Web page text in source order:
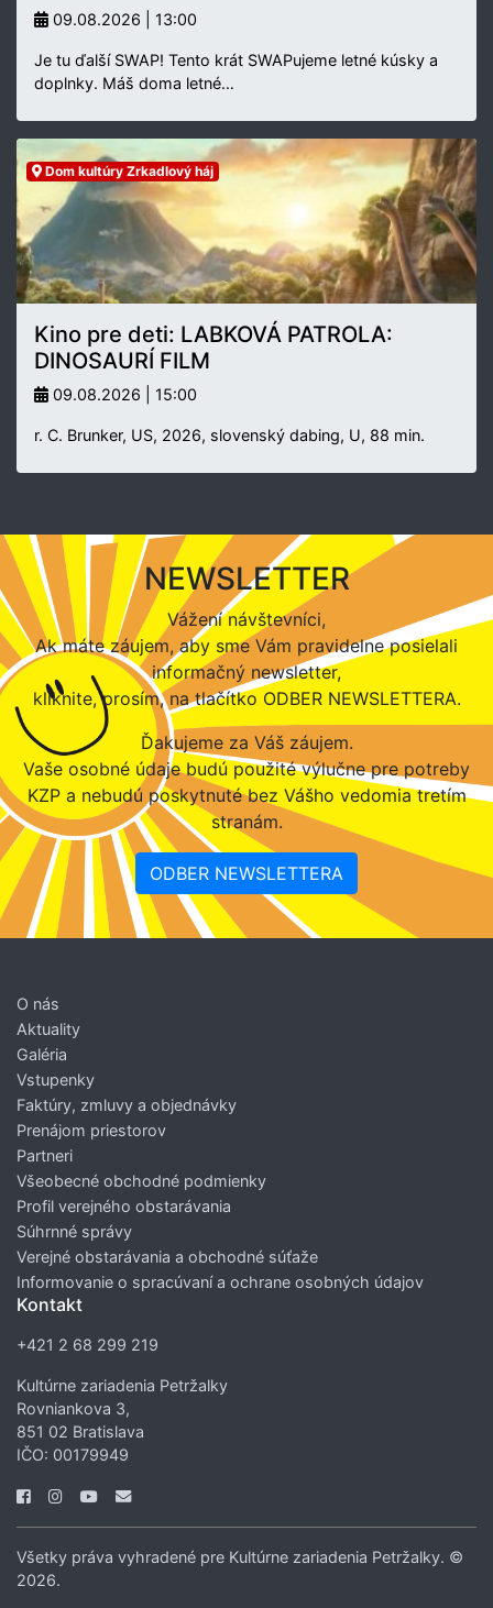
09.08.2026 | 13:00
Je tu ďalší SWAP! Tento krát SWAPujeme letné kúsky a
doplnky. Máš doma letné…
Dom kultúry Zrkadlový háj
Kino pre deti: LABKOVÁ PATROLA:
DINOSAURÍ FILM
09.08.2026 | 15:00
r. C. Brunker, US, 2026, slovenský dabing, U, 88 min.
NEWSLETTER
Vážení návštevníci,
Ak máte záujem, aby sme Vám pravidelne posielali
informačný newsletter,
kliknite, prosím, na tlačítko ODBER NEWSLETTERA.
Ďakujeme za Váš záujem.
Vaše osobné údaje budú použité výlučne pre potreby
KZP a nebudú poskytnuté bez Vášho vedomia tretím
stranám.
ODBER NEWSLETTERA
O nás
Aktuality
Galéria
Vstupenky
Faktúry, zmluvy a objednávky
Prenájom priestorov
Partneri
Všeobecné obchodné podmienky
Profil verejného obstarávania
Súhrnné správy
Verejné obstarávania a obchodné súťaže
Informovanie o spracúvaní a ochrane osobných údajov
Kontakt
+421 2 68 299 219
Kultúrne zariadenia Petržalky
Rovniankova 3,
851 02 Bratislava
IČO: 00179949
Všetky práva vyhradené pre Kultúrne zariadenia Petržalky. ©
2026.